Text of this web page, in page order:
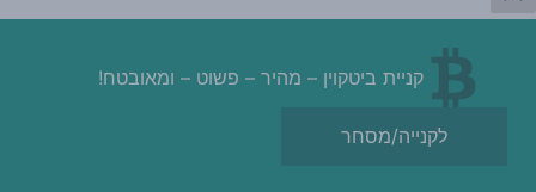
קניית ביטקוין – מהיר – פשוט – ומאובטח!
לקנייה/מסחר